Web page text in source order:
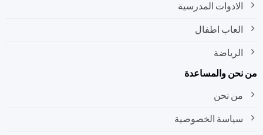
الادوات المدرسية
العاب اطفال
الرياضة
والمساعدة
من نحن
سياسة الخصوصية